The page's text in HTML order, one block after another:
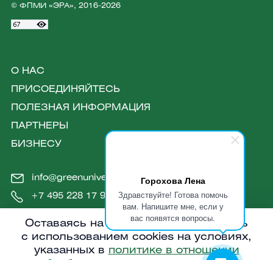
Горохова Лена
Здравствуйте! Готова помочь
вам. Напишите мне, если у
вас появятся вопросы.
© ФПМИ «ЭРА», 2016-2026
О НАС
ПРИСОЕДИНЯЙТЕСЬ
ПОЛЕЗНАЯ ИНФОРМАЦИЯ
ПАРТНЕРЫ
БИЗНЕСУ
info@greenuniversity.ru
+7 495 228 17 90
Оставаясь на сайте, вы соглашаетесь
с использованием cookies на условиях,
указанных в политике в отношении